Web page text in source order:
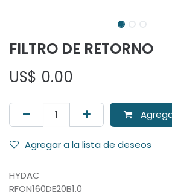
FILTRO DE RETORNO
US$ 0.00
Agregar a la lista de deseos
HYDAC
RFON160DE20B1.0